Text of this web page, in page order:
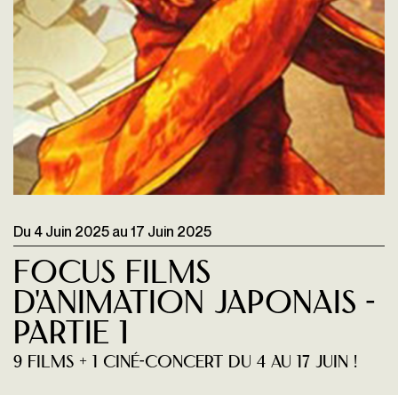
Du 4 Juin 2025 au 17 Juin 2025
Focus films
d'animation japonais -
Partie 1
9 films + 1 ciné-concert du 4 au 17 juin !